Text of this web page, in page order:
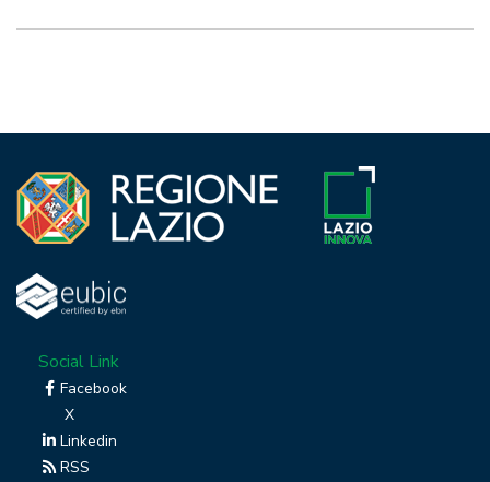
Social Link
Facebook
X
Linkedin
RSS